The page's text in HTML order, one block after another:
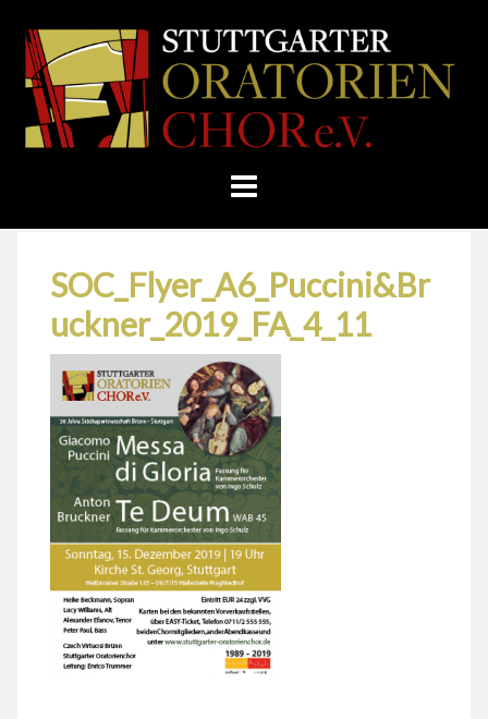
Skip
E.V.
Home Vánoční koncerty
SOC_Flyer_A6_Puccini&Br
uckner_2019_FA_4_11